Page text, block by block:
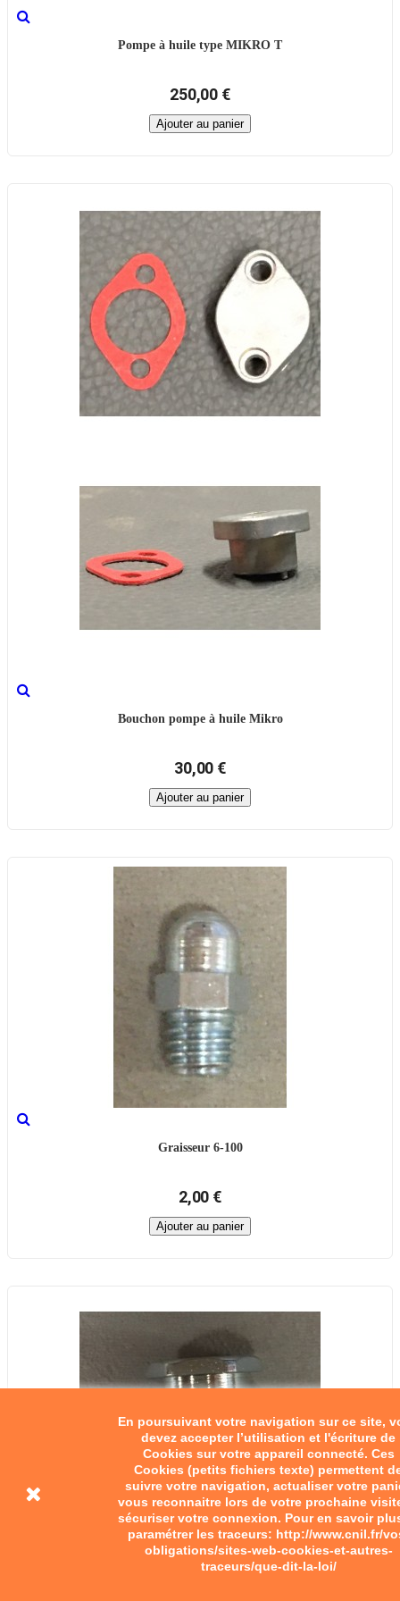
En poursuivant votre navigation sur ce site,
devez accepter l’utilisation et l'écriture de
Cookies sur votre appareil connecté. Ces
Cookies (petits fichiers texte) permettent
suivre votre navigation, actualiser votre
vous reconnaitre lors de votre prochaine
sécuriser votre connexion. Pour en savoir
paramétrer les traceurs: http://www.cnil.fr/
obligations/sites-web-cookies-et-autres-
traceurs/que-dit-la-loi/
Pompe à huile type MIKRO T
250,00 €
Ajouter au panier
Bouchon pompe à huile Mikro
30,00 €
Ajouter au panier
Graisseur 6-100
2,00 €
Ajouter au panier